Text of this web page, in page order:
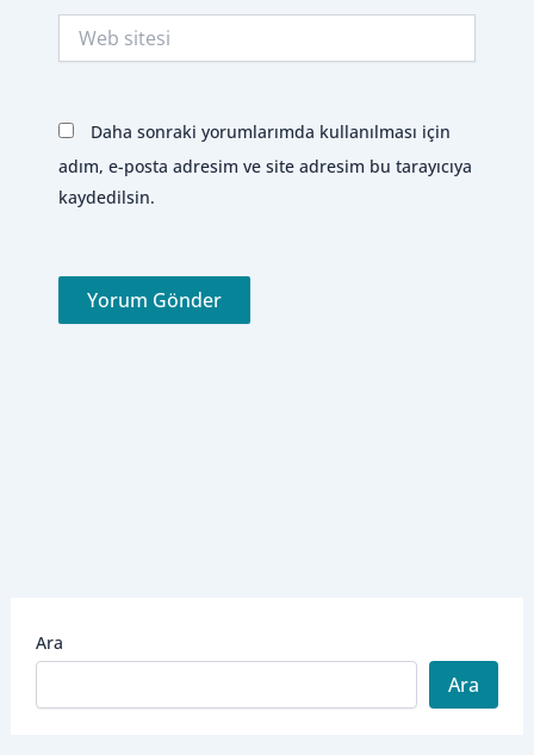
sitesi
Daha sonraki yorumlarımda kullanılması için
adım, e-posta adresim ve site adresim bu tarayıcıya
kaydedilsin.
Ara
Ara